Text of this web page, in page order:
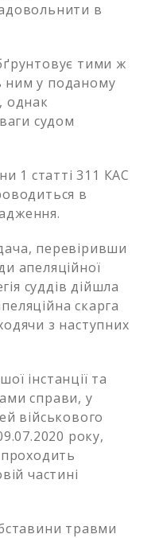
в
тими ж
у поданому
однак
судом
1 статті 311 КАС
в
перевіривши
апеляційної
суддів дійшла
скарга
з наступних
інстанції та
справи, у
військового
року,
частині
травми